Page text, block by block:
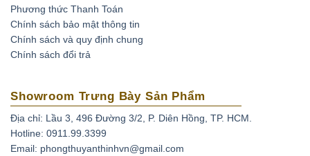
Ruby được xử lý nhiệt (Ruby nung):
thác được nung để đốt cháy tạp chất và tăng độ sáng
nung chung với thủy tinh và kim loại tạo màu để thủy
tinh len vào các khe nứt giúp tăng độ bóng và màu sắc
của đá.
Ruby nhuộm:đá ruby được khai thác tự nhiên không
Phương thức Thanh Toán
Chính sách bảo mật thông tin
Chính sách và quy định chung
Chính sách đổi trả
Showroom Trưng Bày Sản Phẩm
Địa chỉ: Lầu 3, 496 Đường 3/2, P. Diên Hồng, TP. HCM.
Hotline: 0911.99.3399
Email: phongthuyanthinhvn@gmail.com